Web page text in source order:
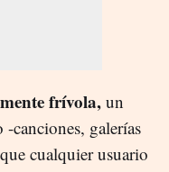
frívola,un
canciones, galerías
cualquier usuario